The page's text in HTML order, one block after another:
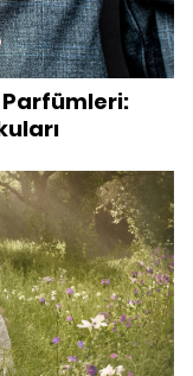
Parfümleri: